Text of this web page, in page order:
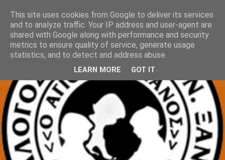
This site uses cookies from Google to deliver its services
and to analyze traffic. Your IP address and user-agent are
shared with Google along with performance and security
metrics to ensure quality of service, generate usage
statistics, and to detect and address abuse.
LEARN MORE GOT IT